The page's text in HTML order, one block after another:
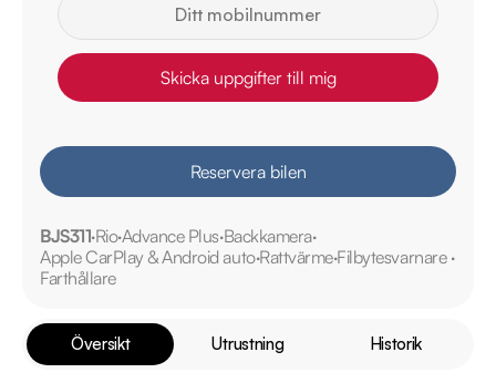
Skicka uppgifter till mig
Reservera bilen
BJS311RioAdvance Plus Backkamera
Apple CarPlay & Android autoRattvärmeFilbytesvarnare
Farthållare
Översikt Utrustning Historik